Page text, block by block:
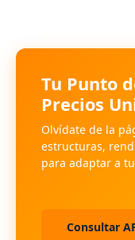
Tu Punto
Precios
Olvídate de la
estructuras,
para adaptar a
Consultar